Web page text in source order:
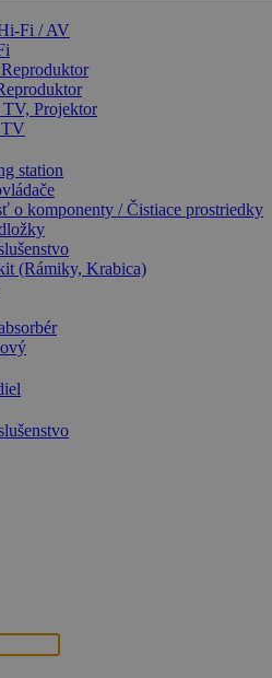
Fi / AV
Projektor
TV
station
o komponenty / Čistiace prostriedky
(Rámiky, Krabica)